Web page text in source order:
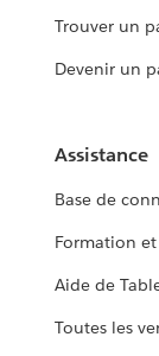
Trouver un
Devenir un
Assistance
Base de
Formation
Aide de
Toutes les